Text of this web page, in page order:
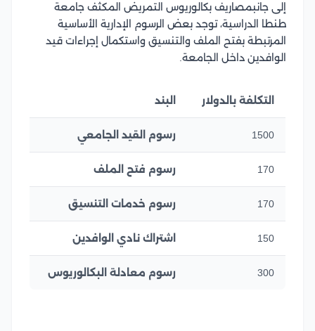
إلى جانبمصاريف بكالوريوس التمريض المكثف جامعة
طنطا الدراسية، توجد بعض الرسوم الإدارية الأساسية
المرتبطة بفتح الملف والتنسيق واستكمال إجراءات قيد
الوافدين داخل الجامعة.
التكلفة بالدولار البند
1500 رسوم القيد الجامعي
170 رسوم فتح الملف
170 رسوم خدمات التنسيق
150 اشتراك نادي الوافدين
300 رسوم معادلة البكالوريوس